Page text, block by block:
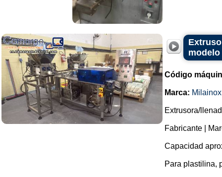
modelo
Código
Marca: Milainox
Extrusora/
Fabricante |
Capacidad
Para plastilina,